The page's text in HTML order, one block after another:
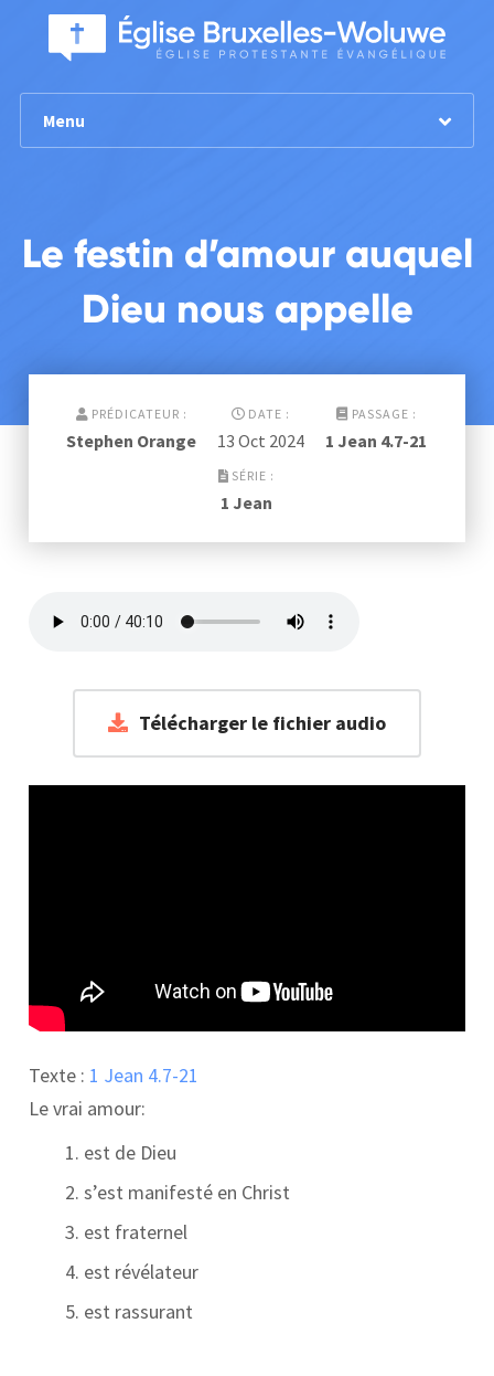
Menu
Le festin d’amour auquel
Dieu nous appelle
PRÉDICATEUR :
Stephen Orange
DATE :
13 Oct 2024
PASSAGE :
1 Jean 4.7-21
SÉRIE :
1 Jean
Télécharger le fichier audio
Texte : 1 Jean 4.7-21
Le vrai amour:
est de Dieu
s’est manifesté en Christ
est fraternel
est révélateur
est rassurant